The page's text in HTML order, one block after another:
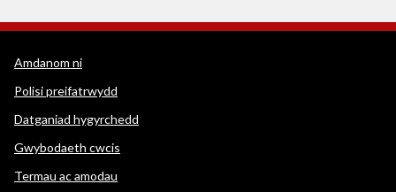
Dolenni cymorth WEDINOS
Amdanom ni
Polisi preifatrwydd
Datganiad hygyrchedd
Gwybodaeth cwcis
Termau ac amodau